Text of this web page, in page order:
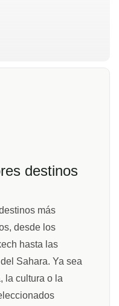
destinos
más
desde los
hasta las
Sahara. Ya sea
la cultura o la